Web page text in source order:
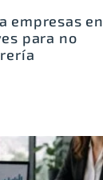
empresas en
para no